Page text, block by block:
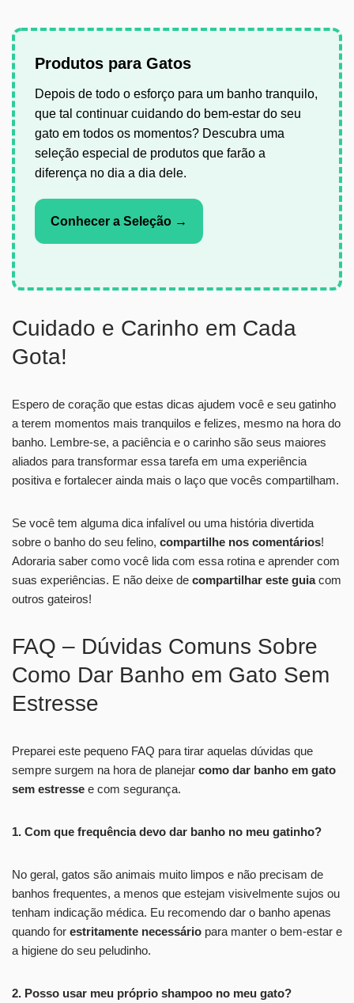
Produtos para Gatos
Depois de todo o esforço para um banho tranquilo,
que tal continuar cuidando do bem-estar do seu
gato em todos os momentos? Descubra uma
seleção especial de produtos que farão a
diferença no dia a dia dele.
Conhecer a Seleção →
Cuidado e Carinho em Cada
Gota!
Espero de coração que estas dicas ajudem você e seu gatinho
a terem momentos mais tranquilos e felizes, mesmo na hora do
banho. Lembre-se, a paciência e o carinho são seus maiores
aliados para transformar essa tarefa em uma experiência
positiva e fortalecer ainda mais o laço que vocês compartilham.
Se você tem alguma dica infalível ou uma história divertida
sobre o banho do seu felino, compartilhe nos comentários!
Adoraria saber como você lida com essa rotina e aprender com
suas experiências. E não deixe de compartilhar este guiacom
outros gateiros!
FAQ – Dúvidas Comuns Sobre
Como Dar Banho em Gato Sem
Estresse
Preparei este pequeno FAQ para tirar aquelas dúvidas que
sempre surgem na hora de planejar como dar banho em gato
sem estresse e com segurança.
1. Com que frequência devo dar banho no meu gatinho?
No geral, gatos são animais muito limpos e não precisam de
banhos frequentes, a menos que estejam visivelmente sujos ou
tenham indicação médica. Eu recomendo dar o banho apenas
quando for estritamente necessário para manter o bem-estar e
a higiene do seu peludinho.
2. Posso usar meu próprio shampoo no meu gato?